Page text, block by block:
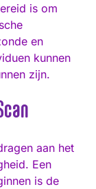
is om
en
kunnen
zijn.
aan het
Een
is de